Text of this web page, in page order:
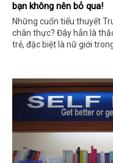
bạn không nên bỏ qua!
Những cuốn tiểu thuyết
chân thực? Đây hẳn là
trẻ, đặc biệt là nữ giới
tin này sẽ giúp bạn chọn
nhất!